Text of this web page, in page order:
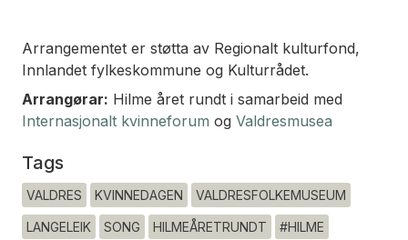
Arrangementet er støtta av Regionalt kulturfond,
Innlandet fylkeskommune og Kulturrådet.
Arrangørar: Hilme året rundt i samarbeid med
Internasjonalt kvinneforum og Valdresmusea
Tags
VALDRES KVINNEDAGEN VALDRESFOLKEMUSEUM
LANGELEIK SONG HILMEÅRETRUNDT #HILME